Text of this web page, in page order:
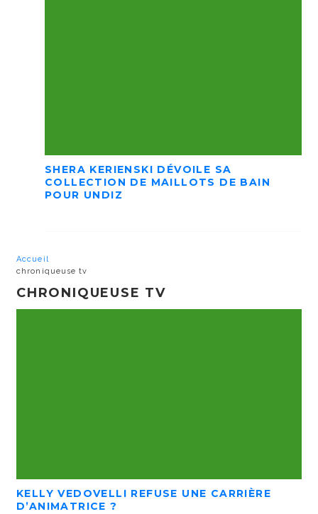
SHERA KERIENSKI DÉVOILE SA
COLLECTION DE MAILLOTS DE BAIN
POUR UNDIZ
Accueil
chroniqueuse tv
CHRONIQUEUSE TV
KELLY VEDOVELLI REFUSE UNE CARRIÈRE
D’ANIMATRICE ?